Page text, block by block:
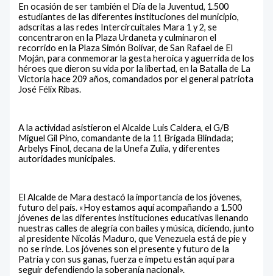
En ocasión de ser también el Día de la Juventud, 1.500
estudiantes de las diferentes instituciones del municipio,
adscritas a las redes Intercircuitales Mara 1 y 2, se
concentraron en la Plaza Urdaneta y culminaron el
recorrido en la Plaza Simón Bolívar, de San Rafael de El
Moján, para conmemorar la gesta heroica y aguerrida de los
héroes que dieron su vida por la libertad, en la Batalla de La
Victoria hace 209 años, comandados por el general patriota
José Félix Ribas.
A la actividad asistieron el Alcalde Luis Caldera, el G/B
Miguel Gil Pino, comandante de la 11 Brigada Blindada;
Arbelys Finol, decana de la Unefa Zulia, y diferentes
autoridades municipales.
El Alcalde de Mara destacó la importancia de los jóvenes,
futuro del país. «Hoy estamos aquí acompañando a 1.500
jóvenes de las diferentes instituciones educativas llenando
nuestras calles de alegría con bailes y música, diciendo, junto
al presidente Nicolás Maduro, que Venezuela está de pie y
no se rinde. Los jóvenes son el presente y futuro de la
Patria y con sus ganas, fuerza e ímpetu están aquí para
seguir defendiendo la soberanía nacional».